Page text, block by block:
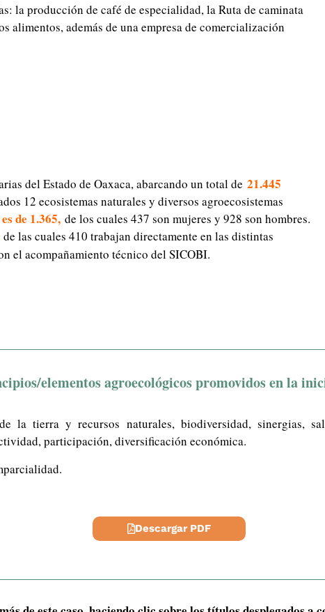
la producción de café de especialidad, la Ruta de caminata
alimentos, además de una empresa de comercialización
del Estado de Oaxaca, abarcando un total de 21.445
12 ecosistemas naturales y diversos agroecosistemas
de 1.365, de los cuales 437 son mujeres y 928 son hombres.
de las cuales 410 trabajan directamente en las distintas
el acompañamiento técnico del SICOBI.
elementos agroecológicos promovidos en la
la tierra y recursos naturales, biodiversidad, sinergias,
participación, diversificación económica.
Descargar PDF